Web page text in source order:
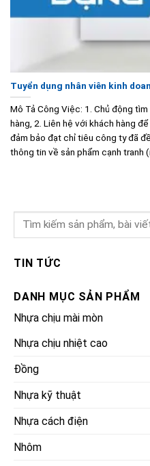
Tuyển dụng nhân viên kinh
Mô Tả Công Việc: 1. Chủ động
hàng, 2. Liên hệ với khách hàng
đảm bảo đạt chỉ tiêu công ty đã
thông tin về sản phẩm cạnh tranh
TIN TỨC
DANH MỤC SẢN PHẨM
Nhựa chịu mài mòn
Nhựa chịu nhiệt cao
Đồng
Nhựa kỹ thuật
Nhựa cách điện
Nhôm